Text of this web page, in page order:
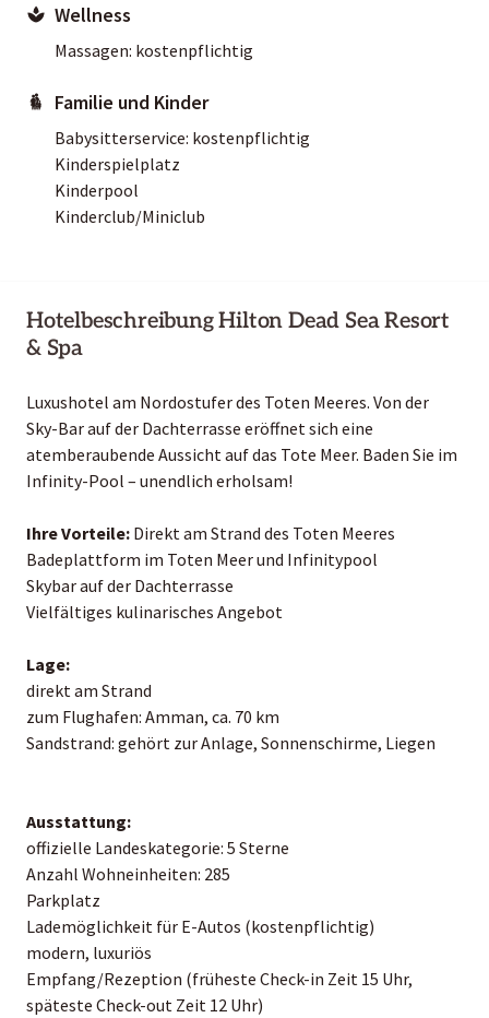
Wellness
Massagen: kostenpflichtig
Familie und Kinder
Babysitterservice: kostenpflichtig
Kinderspielplatz
Kinderpool
Kinderclub/Miniclub
Hotelbeschreibung Hilton Dead Sea Resort
& Spa
Luxushotel am Nordostufer des Toten Meeres. Von der
Sky-Bar auf der Dachterrasse eröffnet sich eine
atemberaubende Aussicht auf das Tote Meer. Baden Sie im
Infinity-Pool – unendlich erholsam!
Ihre Vorteile: Direkt am Strand des Toten Meeres
Badeplattform im Toten Meer und Infinitypool
Skybar auf der Dachterrasse
Vielfältiges kulinarisches Angebot
Lage:
direkt am Strand
zum Flughafen: Amman, ca. 70 km
Sandstrand: gehört zur Anlage, Sonnenschirme, Liegen
Ausstattung:
offizielle Landeskategorie: 5 Sterne
Anzahl Wohneinheiten: 285
Parkplatz
Lademöglichkeit für E-Autos (kostenpflichtig)
modern, luxuriös
Empfang/Rezeption (früheste Check-in Zeit 15 Uhr,
späteste Check-out Zeit 12 Uhr)